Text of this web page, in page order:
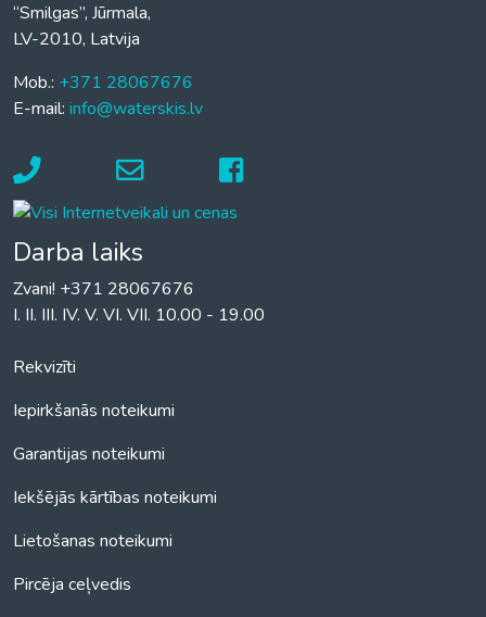
“Smilgas”, Jūrmala,
LV-2010, Latvija
Mob.: +371 28067676
E-mail: info@waterskis.lv
Darba laiks
Zvani! +371 28067676
I. II. III. IV. V. VI. VII. 10.00 - 19.00
Rekvizīti
Iepirkšanās noteikumi
Garantijas noteikumi
Iekšējās kārtības noteikumi
Lietošanas noteikumi
Pircēja ceļvedis